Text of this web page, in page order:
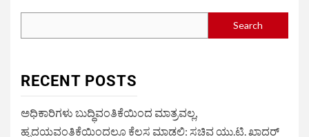
Search
RECENT POSTS
ಅಧಿಕಾರಿಗಳು ಬುದ್ಧಿವಂತಿಕೆಯಿಂದ ಮಾತ್ರವಲ್ಲ,
ಹೃದಯವಂತಿಕೆಯಿಂದಲೂ ಕೆಲಸ ಮಾಡಲಿ: ಸಚಿವ ಯು.ಟಿ. ಖಾದರ್